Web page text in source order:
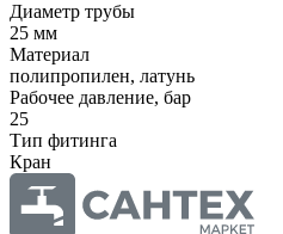
Диаметр трубы
25 мм
Материал
полипропилен, латунь
Рабочее давление, бар
25
Тип фитинга
Кран